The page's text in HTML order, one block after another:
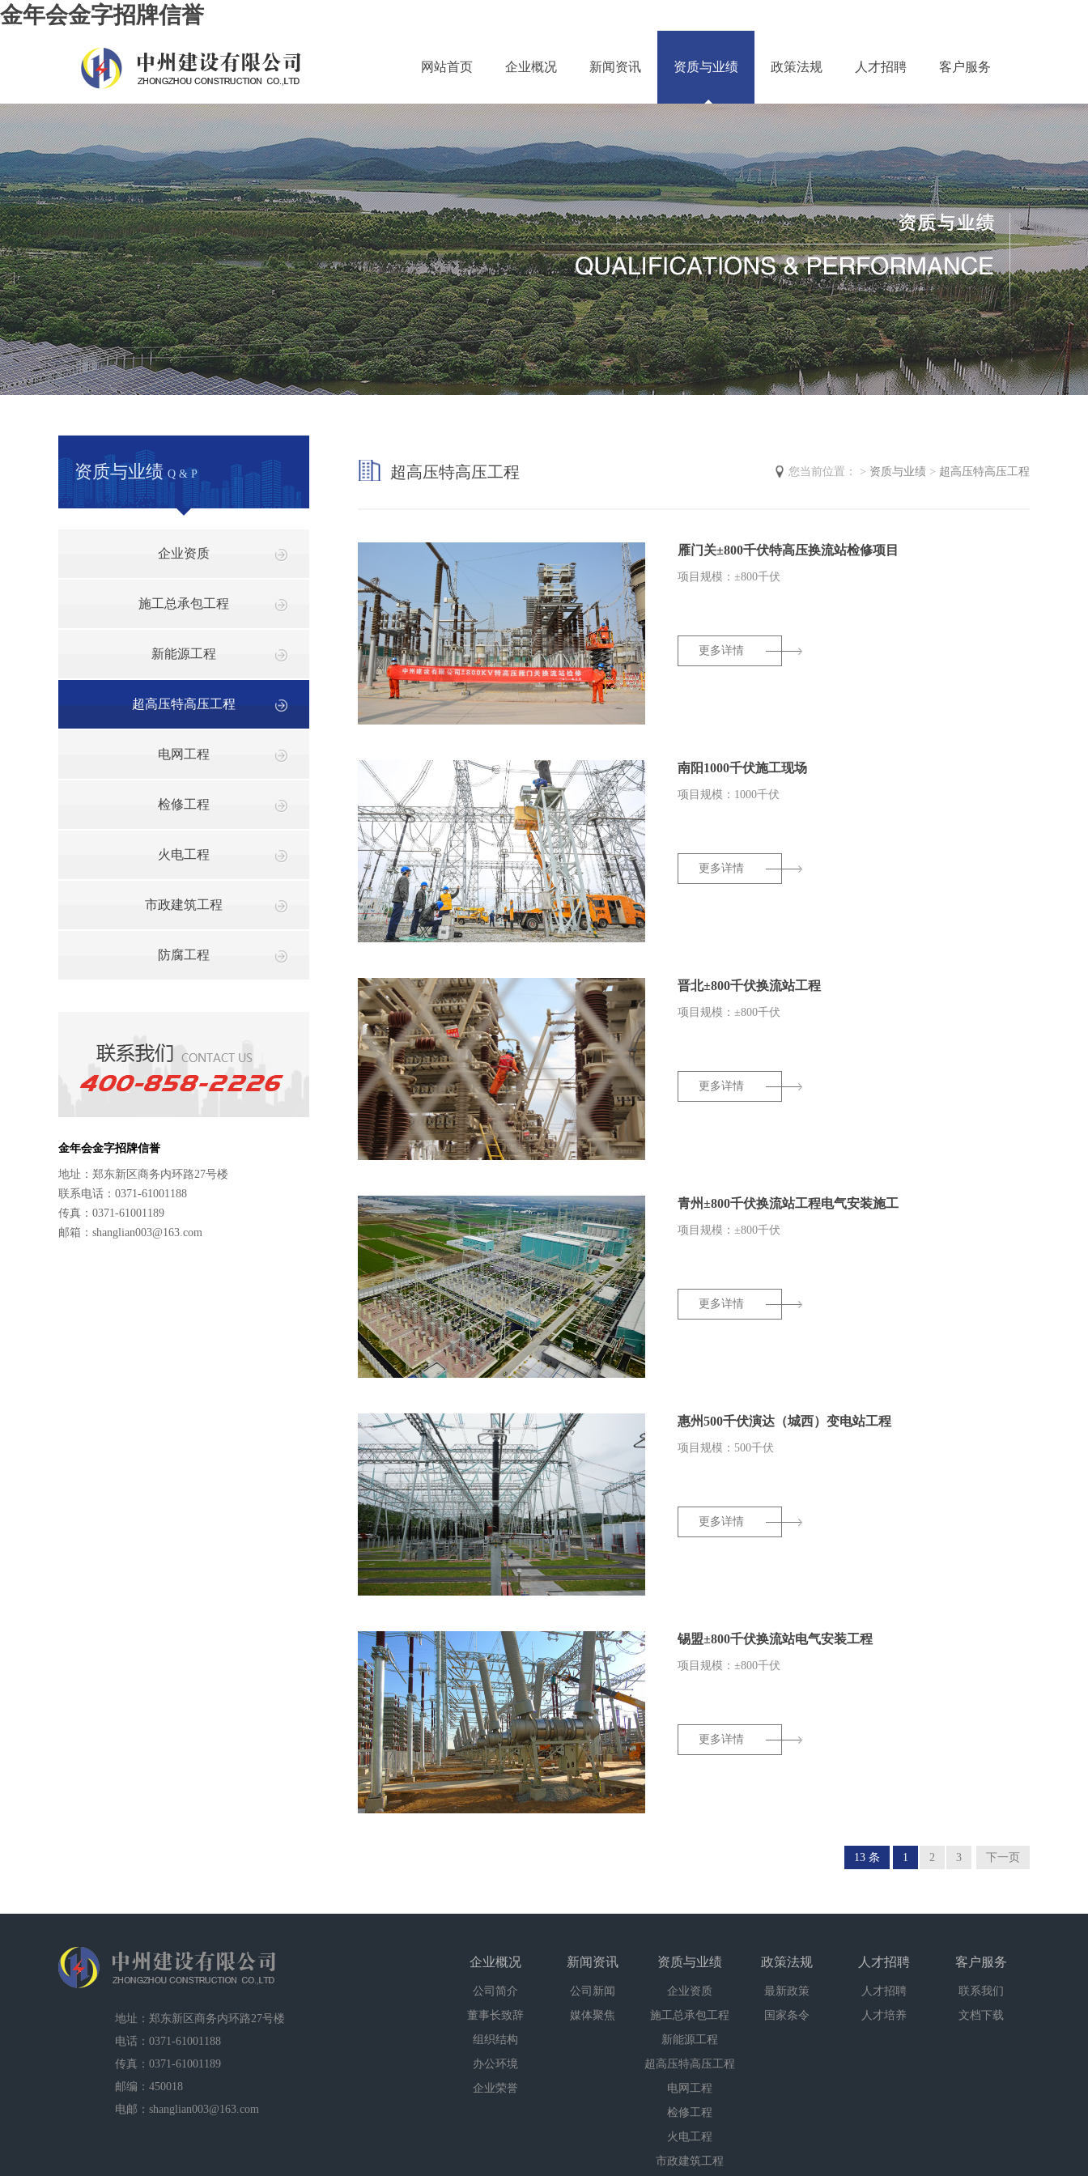
金年会金字招牌信誉
网站首页 企业概况 新闻资讯 资质与业绩 政策法规 人才招聘 客户服务
资质与业绩 Q & P
企业资质
施工总承包工程
新能源工程
超高压特高压工程
电网工程
检修工程
火电工程
市政建筑工程
防腐工程
金年会金字招牌信誉
地址：郑东新区商务内环路27号楼
联系电话：0371-61001188
传真：0371-61001189
邮箱：shanglian003@163.com
超高压特高压工程 您当前位置： > 资质与业绩 > 超高压特高压工程
雁门关±800千伏特高压换流站检修项目
项目规模：±800千伏
更多详情
南阳1000千伏施工现场
项目规模：1000千伏
更多详情
晋北±800千伏换流站工程
项目规模：±800千伏
更多详情
青州±800千伏换流站工程电气安装施工
项目规模：±800千伏
更多详情
惠州500千伏演达（城西）变电站工程
项目规模：500千伏
更多详情
锡盟±800千伏换流站电气安装工程
项目规模：±800千伏
更多详情
13 条 1 2 3 下一页
地址：郑东新区商务内环路27号楼
电话：0371-61001188
传真：0371-61001189
邮编：450018
电邮：shanglian003@163.com
企业概况
公司简介
董事长致辞
组织结构
办公环境
企业荣誉
新闻资讯
公司新闻
媒体聚焦
资质与业绩
企业资质
施工总承包工程
新能源工程
超高压特高压工程
电网工程
检修工程
火电工程
市政建筑工程
政策法规
最新政策
国家条令
人才招聘
人才招聘
人才培养
客户服务
联系我们
文档下载